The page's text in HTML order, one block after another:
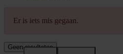
Er is iets mis gegaan.
Geen resultaten